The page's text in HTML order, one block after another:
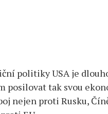
politiky USA je
posilovat tak svou
nejen proti Rusku,